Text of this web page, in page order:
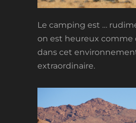
Le camping est …
on est heureux comme
dans cet
extraordinaire.